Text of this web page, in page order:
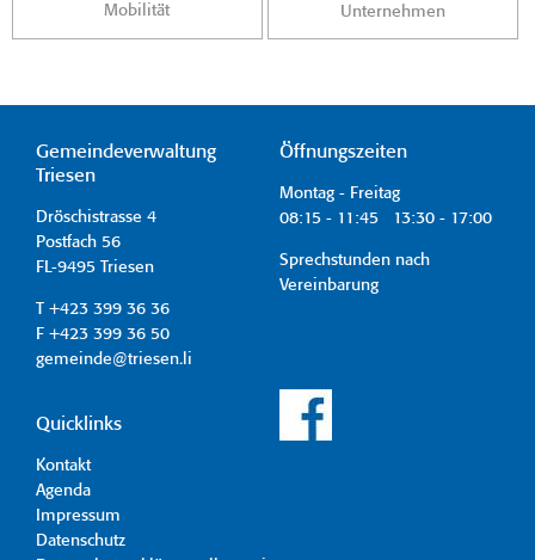
Mobilität Unternehmen
Gemeindeverwaltung
Triesen
Dröschistrasse 4
Postfach 56
FL-9495 Triesen
T +423 399 36 36
F +423 399 36 50
gemeinde@triesen.li
Öffnungszeiten
Montag - Freitag
08:15 - 11:45 13:30 - 17:00
Sprechstunden nach
Vereinbarung
Quicklinks
Kontakt
Agenda
Impressum
Datenschutz